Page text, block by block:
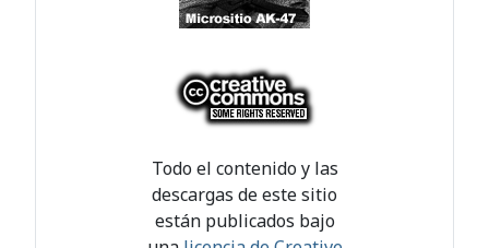
Todo el contenido y las
descargas de este sitio
están publicados bajo